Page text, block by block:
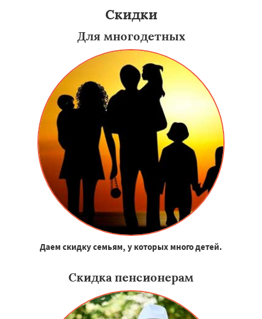
Скидки
Для многодетных
Даем скидку семьям, у которых много детей.
Скидка пенсионерам